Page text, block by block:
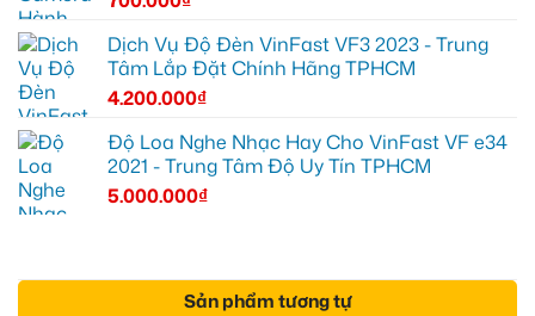
Dịch Vụ Độ Đèn VinFast VF3 2023 - Trung
Tâm Lắp Đặt Chính Hãng TPHCM
4.200.000₫
Độ Loa Nghe Nhạc Hay Cho VinFast VF e34
2021 - Trung Tâm Độ Uy Tín TPHCM
5.000.000₫
Sản phẩm tương tự